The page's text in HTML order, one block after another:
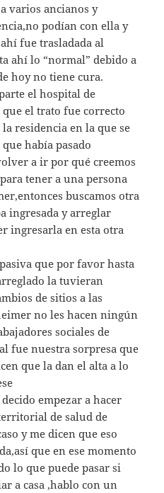
varios ancianos y
podían con ella y
fue trasladada al
ahí lo “normal” debido a
hoy no tiene cura.
el hospital de
el trato fue correcto
residencia en la que se
había pasado
a ir por qué creemos
tener a una persona
buscamos otra
ingresada y arreglar
ingresarla en esta otra
que por favor hasta
la tuvieran
de sitios a las
no les hacen ningún
sociales de
fue nuestra sorpresa que
que la dan el alta a lo
empezar a hacer
de salud de
y me dicen que eso
que en ese momento
lo que puede pasar si
a casa ,hablo con un